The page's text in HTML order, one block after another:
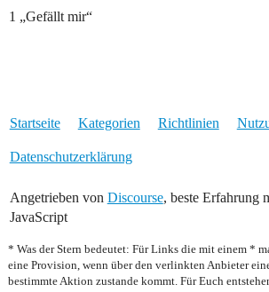
1 „Gefällt mir“
Startseite Kategorien Richtlinien
Datenschutzerklärung
Angetrieben von Discourse, beste Erfahrung
JavaScript
* Was der Stern bedeutet: Für Links die mit einem *
eine Provision, wenn über den verlinkten Anbieter
bestimmte Aktion zustande kommt. Für Euch